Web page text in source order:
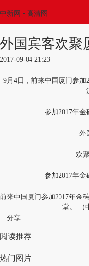
中新网 • 高清图
外国宾客欢聚
2017-09-04 21:23
9月4日，前来中国厦门参加
参加2017年金
外
欢
参加2017年金
前来中国厦门参加2017年金
堂。 （
分享
阅读推荐
热门图片